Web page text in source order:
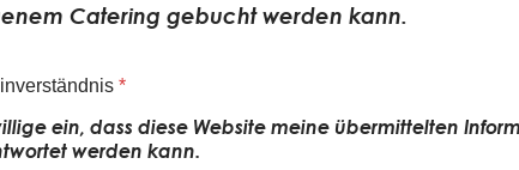
Catering gebucht werden kann.
*
ein, dass diese Website meine übermittelten
werden kann.